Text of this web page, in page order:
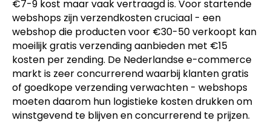
€7-9 kost maar vaak vertraagd is. Voor startende
webshops zijn verzendkosten cruciaal - een
webshop die producten voor €30-50 verkoopt kan
moeilijk gratis verzending aanbieden met €15
kosten per zending. De Nederlandse e-commerce
markt is zeer concurrerend waarbij klanten gratis
of goedkope verzending verwachten - webshops
moeten daarom hun logistieke kosten drukken om
winstgevend te blijven en concurrerend te prijzen.